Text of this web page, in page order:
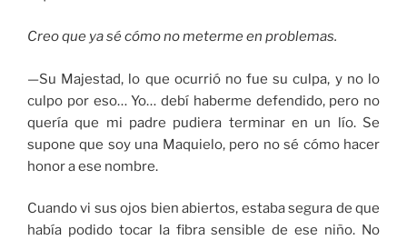
Creo que ya sé cómo no meterme en problemas.
—Su Majestad, lo que ocurrió no fue su culpa, y no lo
culpo por eso… Yo… debí haberme defendido, pero no
quería que mi padre pudiera terminar en un lío. Se
supone que soy una Maquielo, pero no sé cómo hacer
honor a ese nombre.
Cuando vi sus ojos bien abiertos, estaba segura de que
había podido tocar la fibra sensible de ese niño. No